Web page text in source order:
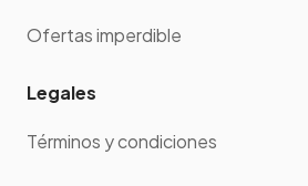
Ofertas imperdible
Legales
Términos y condiciones